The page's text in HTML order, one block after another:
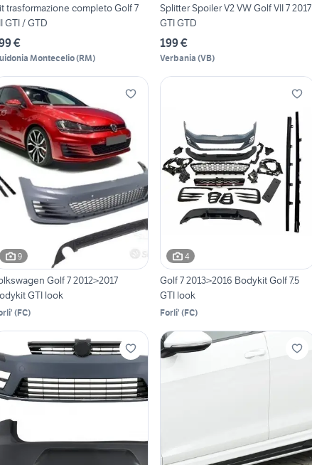
trasformazione completo Golf 7
GTI / GTD
€
Montecelio(RM)
Splitter Spoiler V2 VW Golf VII 7 2017
GTI GTD
199 €
Verbania (VB)
9
Golf 7 2012>2017
GTI look
(FC)
4
Golf 7 2013>2016 Bodykit Golf 7.5
GTI look
Forli' (FC)